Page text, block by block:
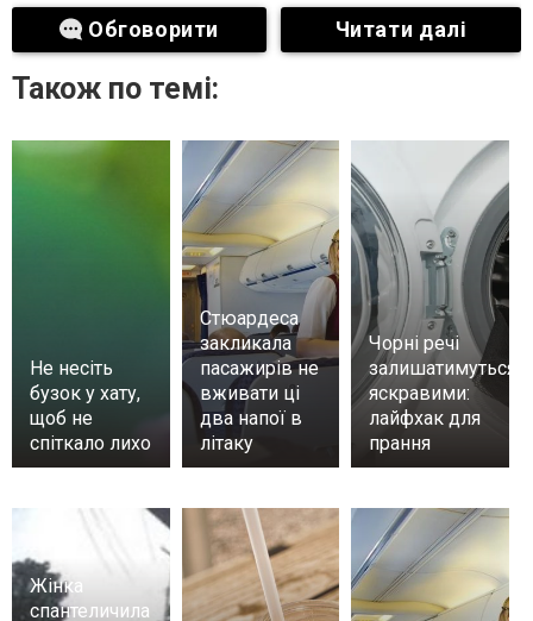
Обговорити Читати далі
Також по темі:
Не несіть
бузок у хату,
щоб не
спіткало лихо
Стюардеса
закликала
пасажирів не
вживати ці
два напої в
літаку
Чорні речі
залишатимуться
яскравими:
лайфхак для
прання
Жінка
спантеличила